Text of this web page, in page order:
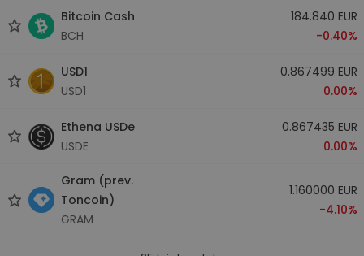
Bitcoin Cash
BCH
184.840 EUR
-0.40%
USD1
USD1
0.867499 EUR
0.00%
Ethena USDe
USDE
0.867435 EUR
0.00%
Gram (prev.
Toncoin)
GRAM
1.160000 EUR
-4.10%